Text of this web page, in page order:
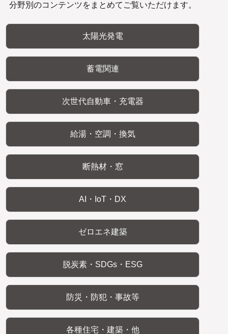
分野別のコンテンツをまとめてご覧いただけます。
太陽光発電
蓄電関連
次世代自動車・充電器
給湯・空調・換気
断熱材・窓
AI・IoT・DX
ゼロエネ建築
脱炭素・SDGs・ESG
防災・防犯・事故等
各種住宅・建築・他